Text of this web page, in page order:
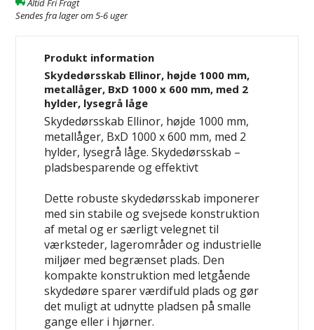
Altid Fri Fragt
Sendes fra lager om 5-6 uger
Produkt information
Skydedørsskab Ellinor, højde 1000 mm,
metallåger, BxD 1000 x 600 mm, med 2
hylder, lysegrå låge
Skydedørsskab Ellinor, højde 1000 mm,
metallåger, BxD 1000 x 600 mm, med 2
hylder, lysegrå låge.Skydedørsskab –
pladsbesparende og effektivt
Dette robuste skydedørsskab imponerer
med sin stabile og svejsede konstruktion
af metal og er særligt velegnet til
værksteder, lagerområder og industrielle
miljøer med begrænset plads. Den
kompakte konstruktion med letgående
skydedøre sparer værdifuld plads og gør
det muligt at udnytte pladsen på smalle
gange eller i hjørner.